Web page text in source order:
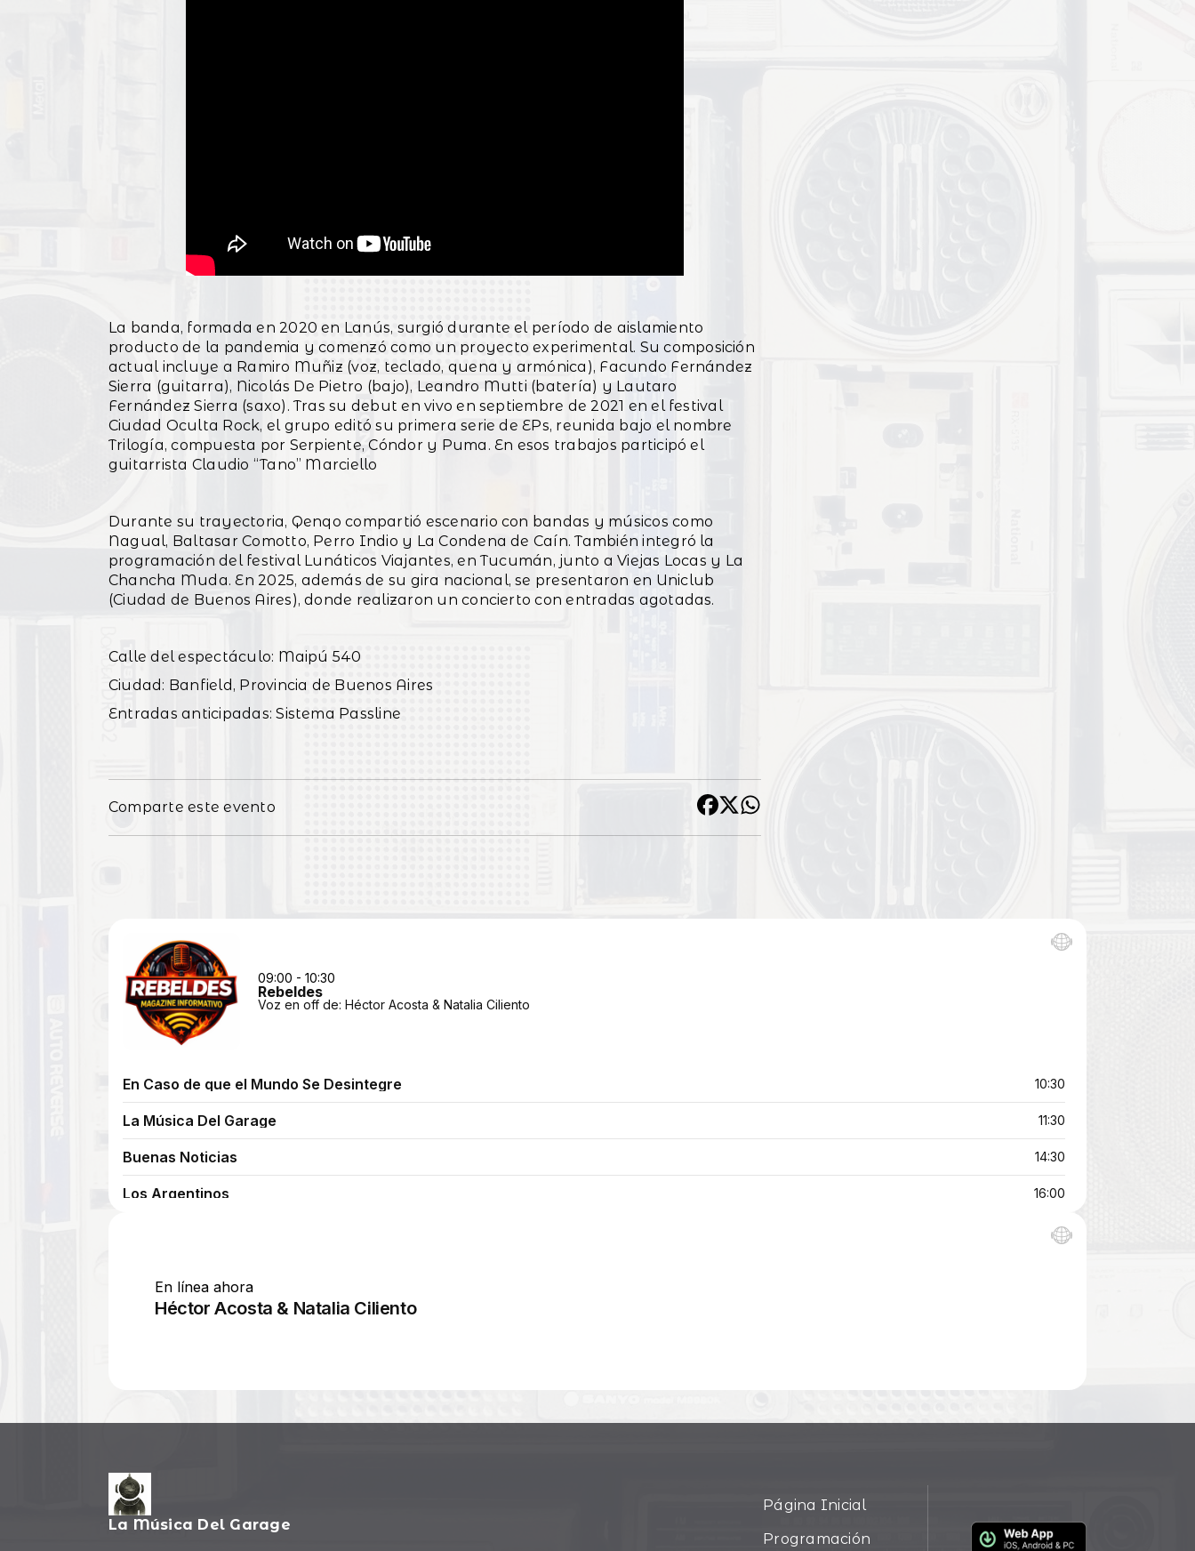
La banda, formada en 2020 en Lanús, surgió durante el período de aislamiento
producto de la pandemia y comenzó como un proyecto experimental. Su composición
actual incluye a Ramiro Muñiz (voz, teclado, quena y armónica), Facundo Fernández
Sierra (guitarra), Nicolás De Pietro (bajo), Leandro Mutti (batería) y Lautaro
Fernández Sierra (saxo). Tras su debut en vivo en septiembre de 2021 en el festival
Ciudad Oculta Rock, el grupo editó su primera serie de EPs, reunida bajo el nombre
Trilogía, compuesta por Serpiente, Cóndor y Puma. En esos trabajos participó el
guitarrista Claudio “Tano” Marciello
Durante su trayectoria, Qenqo compartió escenario con bandas y músicos como
Nagual, Baltasar Comotto, Perro Indio y La Condena de Caín. También integró la
programación del festival Lunáticos Viajantes, en Tucumán, junto a Viejas Locas y La
Chancha Muda. En 2025, además de su gira nacional, se presentaron en Uniclub
(Ciudad de Buenos Aires), donde realizaron un concierto con entradas agotadas.
Calle del espectáculo: Maipú 540
Ciudad: Banfield, Provincia de Buenos Aires
Entradas anticipadas: Sistema Passline
Comparte este evento
La Música Del Garage
Página Inicial
Programación